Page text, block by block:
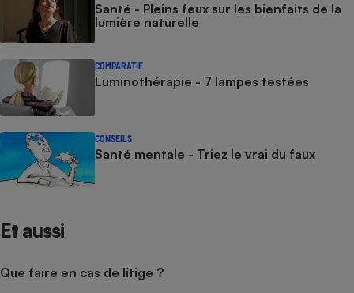
Santé - Pleins feux sur les bienfaits de la
lumière naturelle
COMPARATIF
Luminothérapie - 7 lampes testées
CONSEILS
Santé mentale - Triez le vrai du faux
Et aussi
Que faire en cas de litige ?